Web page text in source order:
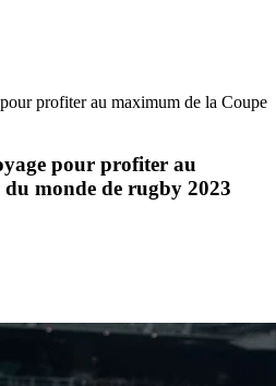
profiter au maximum de la Coupe
pour profiter au
monde de rugby 2023